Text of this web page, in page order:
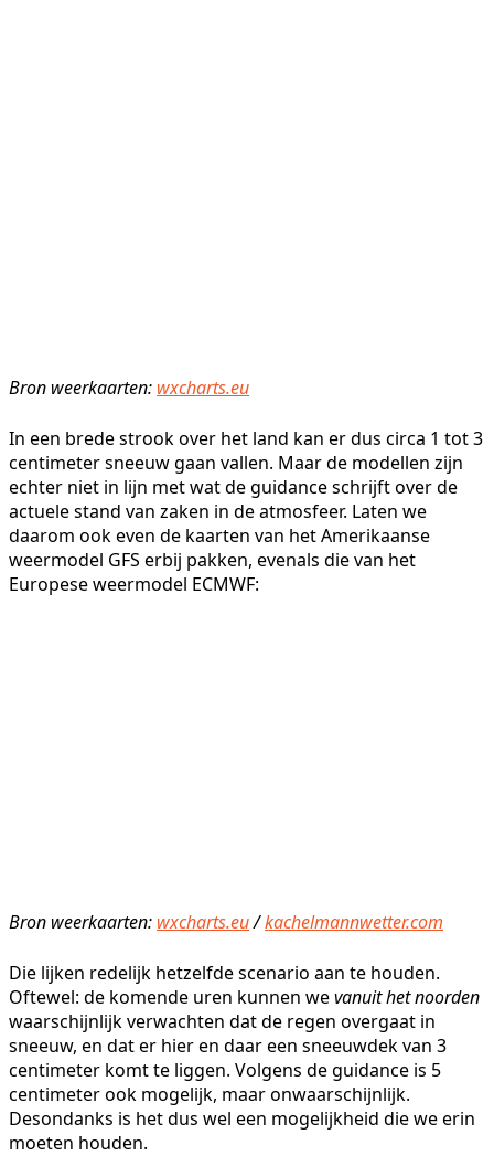
Bron weerkaarten: wxcharts.eu
In een brede strook over het land kan er dus circa 1 tot 3
centimeter sneeuw gaan vallen. Maar de modellen zijn
echter niet in lijn met wat de guidance schrijft over de
actuele stand van zaken in de atmosfeer. Laten we
daarom ook even de kaarten van het Amerikaanse
weermodel GFS erbij pakken, evenals die van het
Europese weermodel ECMWF:
Bron weerkaarten: wxcharts.eu/kachelmannwetter.com
Die lijken redelijk hetzelfde scenario aan te houden.
Oftewel: de komende uren kunnen wevanuit het noorden
waarschijnlijk verwachten dat de regen overgaat in
sneeuw, en dat er hier en daar een sneeuwdek van 3
centimeter komt te liggen. Volgens de guidance is 5
centimeter ook mogelijk, maar onwaarschijnlijk.
Desondanks is het dus wel een mogelijkheid die we erin
moeten houden.